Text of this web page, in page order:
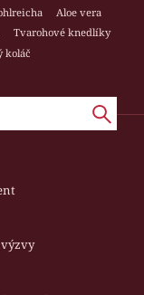
Aloe vera
Tvarohové knedlíky
koláč
výzvy